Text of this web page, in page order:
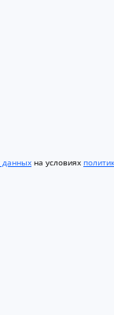
данных на условиях